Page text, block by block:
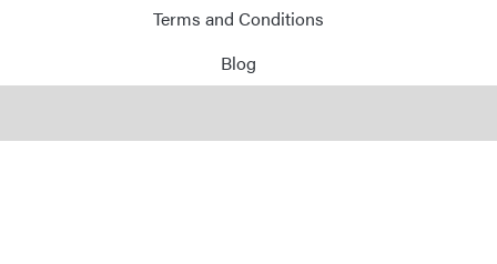
Terms and Conditions
Blog